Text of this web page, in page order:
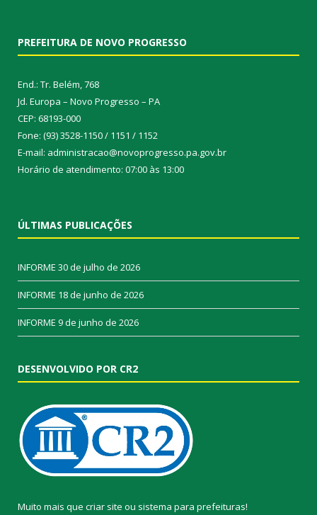
PREFEITURA DE NOVO PROGRESSO
End.: Tr. Belém, 768
Jd. Europa – Novo Progresso – PA
CEP: 68193-000
Fone: (93) 3528-1150 / 1151 / 1152
E-mail: administracao@novoprogresso.pa.gov.br
Horário de atendimento: 07:00 às 13:00
ÚLTIMAS PUBLICAÇÕES
INFORME 30 de julho de 2026
INFORME 18 de junho de 2026
INFORME 9 de junho de 2026
DESENVOLVIDO POR CR2
Muito mais que criar site ou sistema para prefeituras!